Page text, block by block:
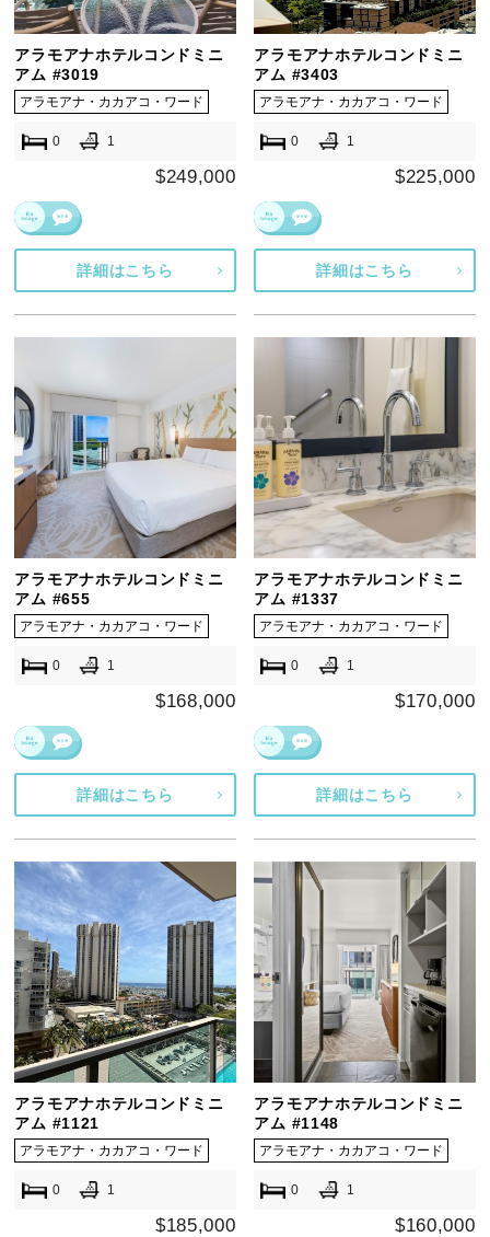
アラモアナホテルコンドミニ
アム #3019
アラモアナ・カカアコ・ワード
0 1
$249,000
詳細はこちら
アラモアナホテルコンドミニ
アム #3403
アラモアナ・カカアコ・ワード
0 1
$225,000
詳細はこちら
アラモアナホテルコンドミニ
アム #655
アラモアナ・カカアコ・ワード
0 1
$168,000
詳細はこちら
アラモアナホテルコンドミニ
アム #1337
アラモアナ・カカアコ・ワード
0 1
$170,000
詳細はこちら
アラモアナホテルコンドミニ
アム #1121
アラモアナ・カカアコ・ワード
0 1
$185,000
アラモアナホテルコンドミニ
アム #1148
アラモアナ・カカアコ・ワード
0 1
$160,000